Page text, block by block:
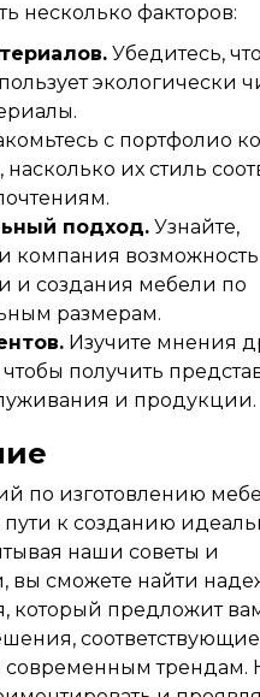
несколькофакторов:
Убедитесь, что
экологически
с портфолио
их стиль
подход. Узнайте,
компания возможность
и создания мебели по
размерам.
Изучите мнения
получить
и продукции.
по изготовлению
к созданию
наши советы и
вы сможете найти
который предложит
соответствующие
современным трендам.